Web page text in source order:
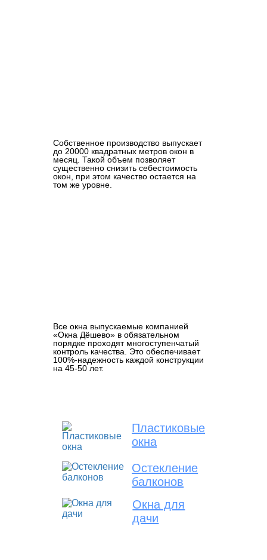
Собственное производство выпускает
до 20000 квадратных метров окон в
месяц. Такой объем позволяет
существенно снизить себестоимость
окон, при этом качество остается на
том же уровне.
Все окна выпускаемые компанией
«Окна Дёшево» в обязательном
порядке проходят многоступенчатый
контроль качества. Это обеспечивает
100%-надежность каждой конструкции
на 45-50 лет.
Пластиковые
окна
Остекление
балконов
Окна для
дачи